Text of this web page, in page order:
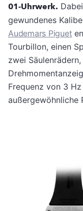
01-Uhrwerk.
gewundenes
Audemars Piguet
Tourbillon, einen
zwei
Frequenz von 3
außergewöhnliche